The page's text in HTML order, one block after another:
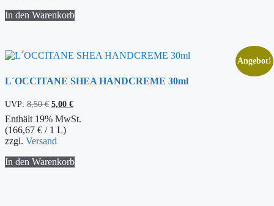
In den Warenkorb
Angebot!
L´OCCITANE SHEA HANDCREME 30ml
UVP: 8,50€ Ursprünglicher
Preis
war:
8,50 €
5,00 €Aktueller
Preis
ist:
Enthält 19% MwSt.
(166,67 € / 1 L)
zzgl. Versand
In den Warenkorb